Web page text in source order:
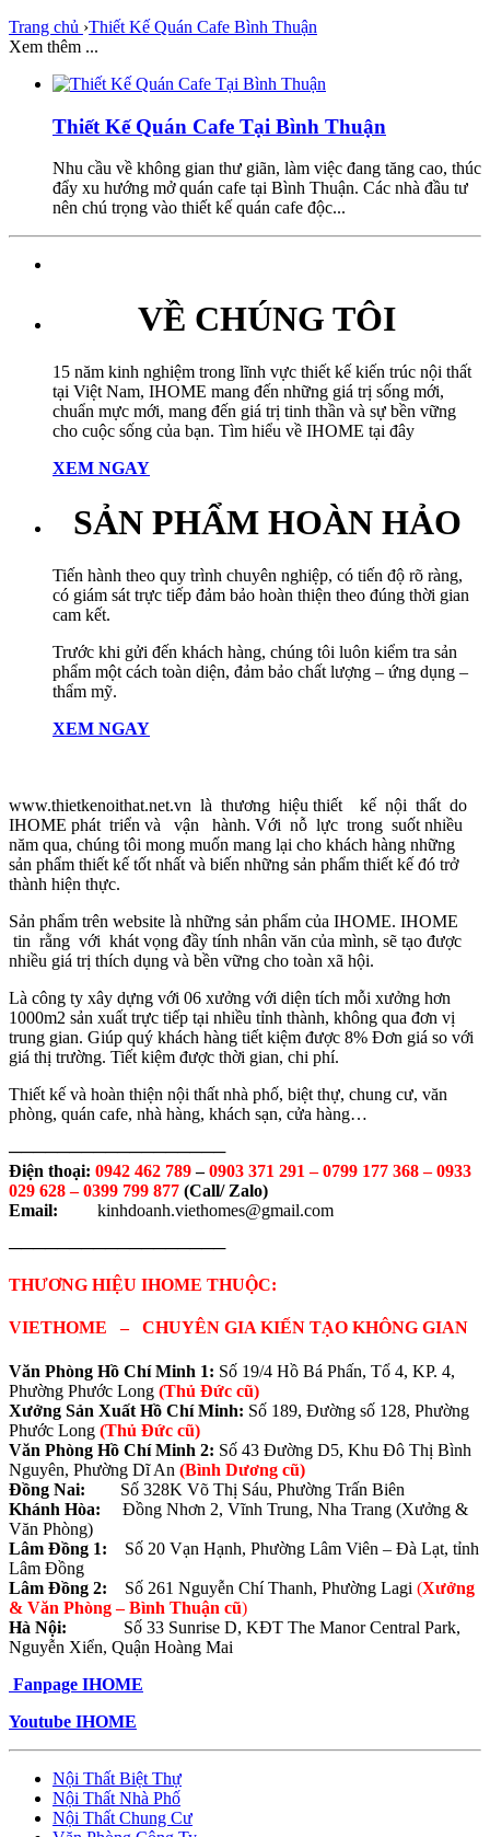
Trang chủ ›Thiết Kế Quán Cafe Bình Thuận
Xem thêm ...
Thiết Kế Quán Cafe Tại Bình Thuận
Nhu cầu về không gian thư giãn, làm việc đang tăng cao, thúc
đẩy xu hướng mở quán cafe tại Bình Thuận. Các nhà đầu tư
nên chú trọng vào thiết kế quán cafe độc...
VỀ CHÚNG TÔI
15 năm kinh nghiệm trong lĩnh vực thiết kế kiến trúc nội thất
tại Việt Nam, IHOME mang đến những giá trị sống mới,
chuẩn mực mới, mang đến giá trị tinh thần và sự bền vững
cho cuộc sống của bạn. Tìm hiểu về IHOME tại đây
XEM NGAY
SẢN PHẨM HOÀN HẢO
Tiến hành theo quy trình chuyên nghiệp, có tiến độ rõ ràng,
có giám sát trực tiếp đảm bảo hoàn thiện theo đúng thời gian
cam kết.
Trước khi gửi đến khách hàng, chúng tôi luôn kiểm tra sản
phẩm một cách toàn diện, đảm bảo chất lượng – ứng dụng –
thẩm mỹ.
XEM NGAY
www.thietkenoithat.net.vn là thương hiệu thiết kế nội thất do
IHOME phát triển và vận hành. Với nỗ lực trong suốt nhiều
năm qua, chúng tôi mong muốn mang lại cho khách hàng những
sản phẩm thiết kế tốt nhất và biến những sản phẩm thiết kế đó trở
thành hiện thực.
Sản phẩm trên website là những sản phẩm của IHOME. IHOME
tin rằng với khát vọng đầy tính nhân văn của mình, sẽ tạo được
nhiều giá trị thích dụng và bền vững cho toàn xã hội.
Là công ty xây dựng với 06 xưởng với diện tích mỗi xưởng hơn
1000m2 sản xuất trực tiếp tại nhiều tỉnh thành, không qua đơn vị
trung gian. Giúp quý khách hàng tiết kiệm được 8% Đơn giá so với
giá thị trường. Tiết kiệm được thời gian, chi phí.
Thiết kế và hoàn thiện nội thất nhà phố, biệt thự, chung cư, văn
phòng, quán cafe, nhà hàng, khách sạn, cửa hàng…
──────────────────
Điện thoại: 0942 462 789–0903 371 291 –0799 177 368 – 0933
029 628 – 0399 799 877 (Call/ Zalo)
Email:
kinhdoanh.viethomes@gmail.com
──────────────────
THƯƠNG HIỆU IHOME THUỘC:
VIETHOME – CHUYÊN GIA KIẾN TẠO KHÔNG GIAN
Văn Phòng Hồ Chí Minh 1: Số 19/4 Hồ Bá Phấn, Tổ 4, KP. 4,
Phường Phước Long (Thủ Đức cũ)
Xưởng Sản Xuất Hồ Chí Minh: Số 189, Đường số 128, Phường
Phước Long (Thủ Đức cũ)
Văn Phòng Hồ Chí Minh 2: Số 43 Đường D5, Khu Đô Thị Bình
Nguyên, Phường Dĩ An (Bình Dương cũ)
Đồng Nai: Số 328K Võ Thị Sáu, Phường Trấn Biên
Khánh Hòa:
Đồng Nhơn 2, Vĩnh Trung, Nha Trang (Xưởng &
Văn Phòng)
Lâm Đồng 1: Số 20 Vạn Hạnh, Phường Lâm Viên – Đà Lạt, tỉnh
Lâm Đồng
Lâm Đồng 2: Số 261 Nguyễn Chí Thanh, Phường Lagi (Xưởng
& Văn Phòng – Bình Thuận cũ)
Hà Nội: Số 33 Sunrise D, KĐT The Manor Central Park,
Nguyễn Xiển, Quận Hoàng Mai
Fanpage IHOME
Youtube IHOME
Nội Thất Biệt Thự
Nội Thất Nhà Phố
Nội Thất Chung Cư